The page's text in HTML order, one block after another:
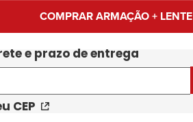
COMPRAR ARMAÇÃO + LENTE
CEP